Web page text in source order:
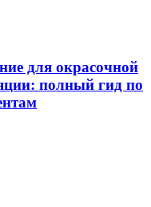
для окрасочной
полный гид по